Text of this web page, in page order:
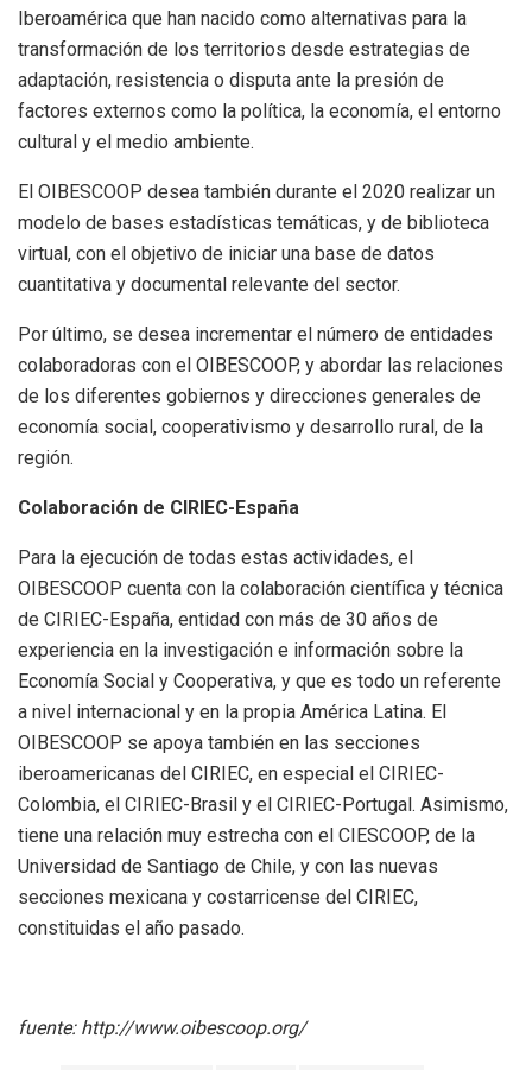
Iberoamérica que han nacido como alternativas para la
transformación de los territorios desde estrategias de
adaptación, resistencia o disputa ante la presión de
factores externos como la política, la economía, el entorno
cultural y el medio ambiente.
El OIBESCOOP desea también durante el 2020 realizar un
modelo de bases estadísticas temáticas, y de biblioteca
virtual, con el objetivo de iniciar una base de datos
cuantitativa y documental relevante del sector.
Por último, se desea incrementar el número de entidades
colaboradoras con el OIBESCOOP, y abordar las relaciones
de los diferentes gobiernos y direcciones generales de
economía social, cooperativismo y desarrollo rural, de la
región.
Colaboración de CIRIEC-España
Para la ejecución de todas estas actividades, el
OIBESCOOP cuenta con la colaboración científica y técnica
de CIRIEC-España, entidad con más de 30 años de
experiencia en la investigación e información sobre la
Economía Social y Cooperativa, y que es todo un referente
a nivel internacional y en la propia América Latina. El
OIBESCOOP se apoya también en las secciones
iberoamericanas del CIRIEC, en especial el CIRIEC-
Colombia, el CIRIEC-Brasil y el CIRIEC-Portugal. Asimismo,
tiene una relación muy estrecha con el CIESCOOP, de la
Universidad de Santiago de Chile, y con las nuevas
secciones mexicana y costarricense del CIRIEC,
constituidas el año pasado.
fuente: http://www.oibescoop.org/